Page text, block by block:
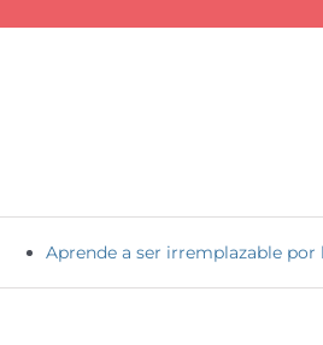
Aprende a ser irremplazable